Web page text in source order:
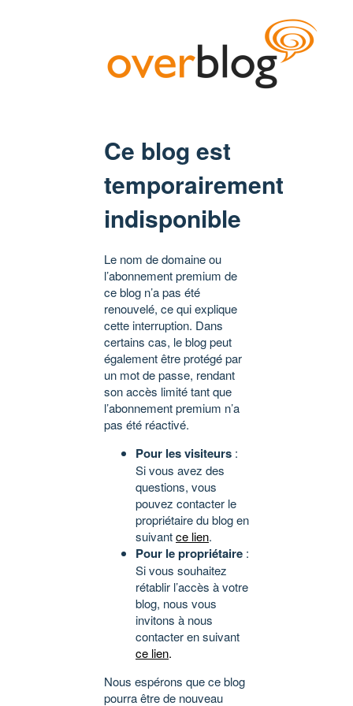
Ce blog est
temporairement
indisponible
Le nom de domaine ou
l’abonnement premium de
ce blog n’a pas été
renouvelé, ce qui explique
cette interruption. Dans
certains cas, le blog peut
également être protégé par
un mot de passe, rendant
son accès limité tant que
l’abonnement premium n’a
pas été réactivé.
Pour les visiteurs :
Si vous avez des
questions, vous
pouvez contacter le
propriétaire du blog en
suivantce lien.
Pour le propriétaire :
Si vous souhaitez
rétablir l’accès à votre
blog, nous vous
invitons à nous
contacter en suivant
ce lien.
Nous espérons que ce blog
pourra être de nouveau